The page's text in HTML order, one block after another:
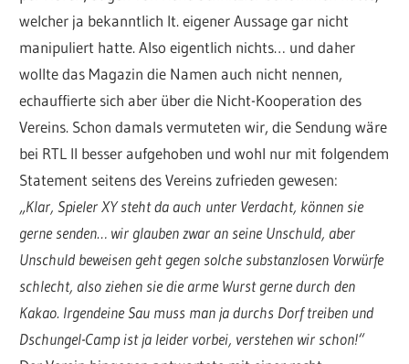
welcher ja bekanntlich lt. eigener Aussage gar nicht
manipuliert hatte. Also eigentlich nichts… und daher
wollte das Magazin die Namen auch nicht nennen,
echauffierte sich aber über die Nicht-Kooperation des
Vereins. Schon damals vermuteten wir, die Sendung wäre
bei RTL II besser aufgehoben und wohl nur mit folgendem
Statement seitens des Vereins zufrieden gewesen:
„Klar, Spieler XY steht da auch unter Verdacht, können sie
gerne senden… wir glauben zwar an seine Unschuld, aber
Unschuld beweisen geht gegen solche substanzlosen Vorwürfe
schlecht, also ziehen sie die arme Wurst gerne durch den
Kakao. Irgendeine Sau muss man ja durchs Dorf treiben und
Dschungel-Camp ist ja leider vorbei, verstehen wir schon!“